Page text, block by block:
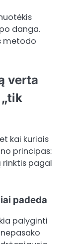
danga.
metodo
verta
kai kuriais
principas:
pagal
padeda
palyginti